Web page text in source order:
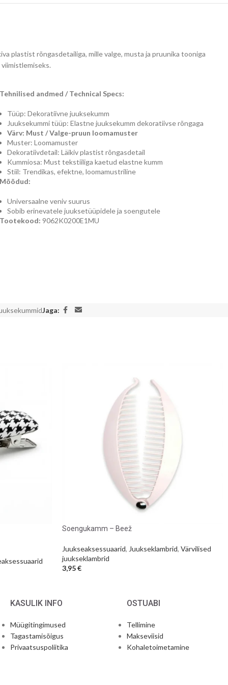
plastist rõngasdetailiga, mille valge, musta ja pruunika tooniga
Tehnilised andmed / Technical Specs:
Tüüp: Dekoratiivne juuksekumm
Juuksekummi tüüp: Elastne juuksekumm dekoratiivse rõngaga
Värv: Must / Valge-pruun loomamuster
Muster: Loomamuster
Dekoratiivdetail: Läikiv plastist rõngasdetail
Kummiosa: Must tekstiiliga kaetud elastne kumm
Stiil: Trendikas, efektne, loomamustriline
Mõõdud:
Universaalne veniv suurus
Sobib erinevatele juuksetüüpidele ja soengutele
Tootekood: 9062K0200E1MU
Jaga:
Soengukamm – Beež
Juukseaksessuaarid, Juukseklambrid, Värvilised
juukseklambrid
3,95€
KASULIK INFO
Müügitingimused
Tagastamisõigus
Privaatsuspoliitika
OSTUABI
Tellimine
Makseviisid
Kohaletoimetamine